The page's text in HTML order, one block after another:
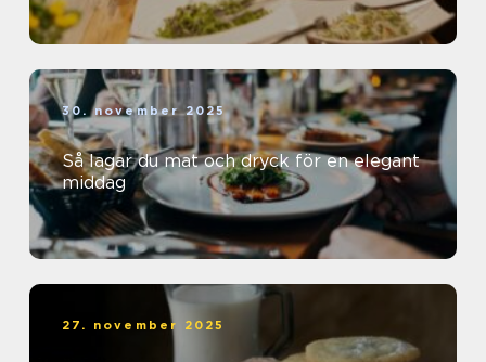
30. november 2025
Så lagar du mat och dryck för en elegant
middag
27. november 2025